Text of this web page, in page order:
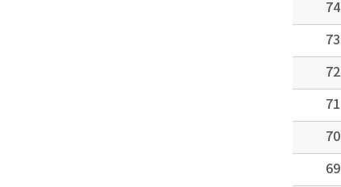
74
73
72
71
70
69